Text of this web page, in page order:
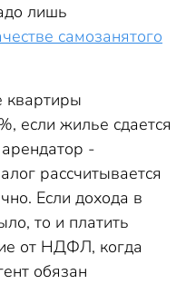
лишь
самозанятого
квартиры
если жилье сдается
-
рассчитывается
Если дохода в
то и платить
от НДФЛ, когда
обязан